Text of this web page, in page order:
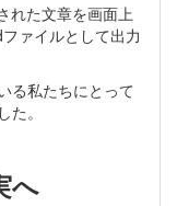
れた文章を画面上
ァイルとして出力
る私たちにとって
。
へ